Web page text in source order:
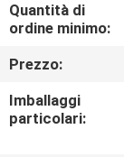
GIRO
DELLA
FABBRICA
Quantità di
ordine minimo:
Prezzo:
Imballaggi
particolari: